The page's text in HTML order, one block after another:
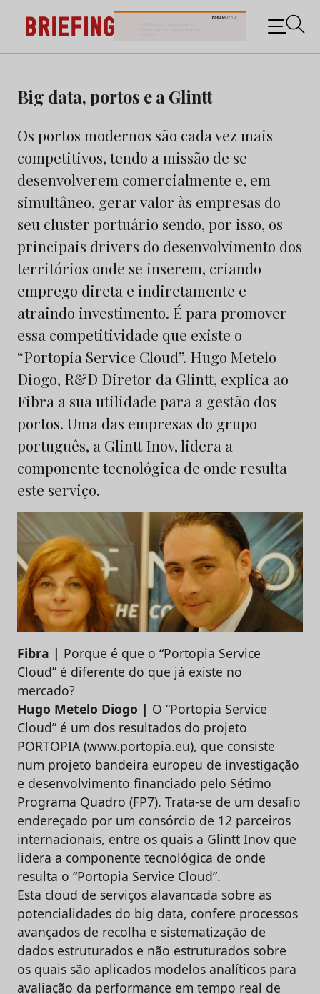
content
Briefing: Todas as notícias sobre os negócios do
Marketing e da Publicidade
Big data, portos e a Glintt
Os portos modernos são cada vez mais
competitivos, tendo a missão de se
desenvolverem comercialmente e, em
simultâneo, gerar valor às empresas do
seu cluster portuário sendo, por isso, os
principais drivers do desenvolvimento dos
territórios onde se inserem, criando
emprego direta e indiretamente e
atraindo investimento. É para promover
essa competitividade que existe o
“Portopia Service Cloud”. Hugo Metelo
Diogo, R&D Diretor da Glintt, explica ao
Fibra a sua utilidade para a gestão dos
portos. Uma das empresas do grupo
português, a Glintt Inov, lidera a
componente tecnológica de onde resulta
este serviço.
Fibra | Porque é que o “Portopia Service
Cloud” é diferente do que já existe no
mercado?
Hugo Metelo Diogo | O “Portopia Service
Cloud” é um dos resultados do projeto
PORTOPIA (www.portopia.eu), que consiste
num projeto bandeira europeu de investigação
e desenvolvimento financiado pelo Sétimo
Programa Quadro (FP7). Trata-se de um desafio
endereçado por um consórcio de 12 parceiros
internacionais, entre os quais a Glintt Inov que
lidera a componente tecnológica de onde
resulta o “Portopia Service Cloud”.
Esta cloud de serviços alavancada sobre as
potencialidades do big data, confere processos
avançados de recolha e sistematização de
dados estruturados e não estruturados sobre
os quais são aplicados modelos analíticos para
avaliação da performance em tempo real de